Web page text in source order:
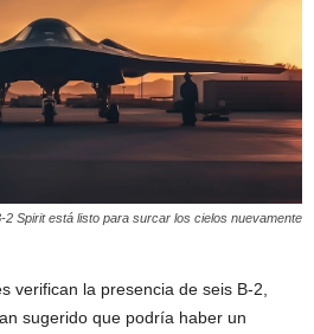
2 Spirit está listo para surcar los cielos nuevamente
verifican la presencia de seis B-2,
sugerido que podría haber un